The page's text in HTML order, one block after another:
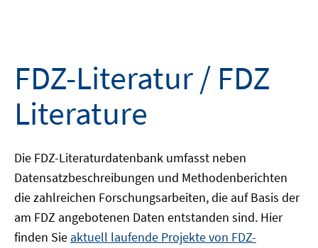
FDZ-Literatur / FDZ
Literature
Die FDZ-Literaturdatenbank umfasst neben
Datensatzbeschreibungen und Methodenberichten
die zahlreichen Forschungsarbeiten, die auf Basis der
am FDZ angebotenen Daten entstanden sind. Hier
finden Sie aktuell laufende Projekte von FDZ-